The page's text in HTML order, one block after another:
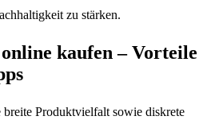
zu stärken.
kaufen – Vorteile
Produktvielfalt sowie diskrete